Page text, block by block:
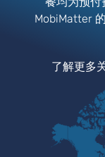
MobiMatter
了解更多